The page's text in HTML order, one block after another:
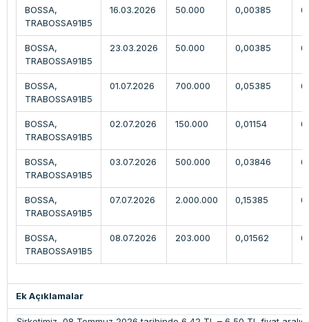
BOSSA,
TRABOSSA91B5
16.03.2026 50.000 0,00385
BOSSA,
TRABOSSA91B5
23.03.2026 50.000 0,00385
BOSSA,
TRABOSSA91B5
01.07.2026 700.000 0,05385
BOSSA,
TRABOSSA91B5
02.07.2026 150.000 0,01154
BOSSA,
TRABOSSA91B5
03.07.2026 500.000 0,03846
BOSSA,
TRABOSSA91B5
07.07.2026 2.000.000 0,15385
BOSSA,
TRABOSSA91B5
08.07.2026 203.000 0,01562
Ek Açıklamalar